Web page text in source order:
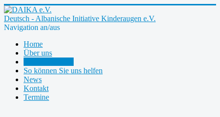
Deutsch - Albanische Initiative Kinderaugen e.V.
Navigation an/aus
Home
Über uns
So können Sie uns helfen
News
Kontakt
Termine